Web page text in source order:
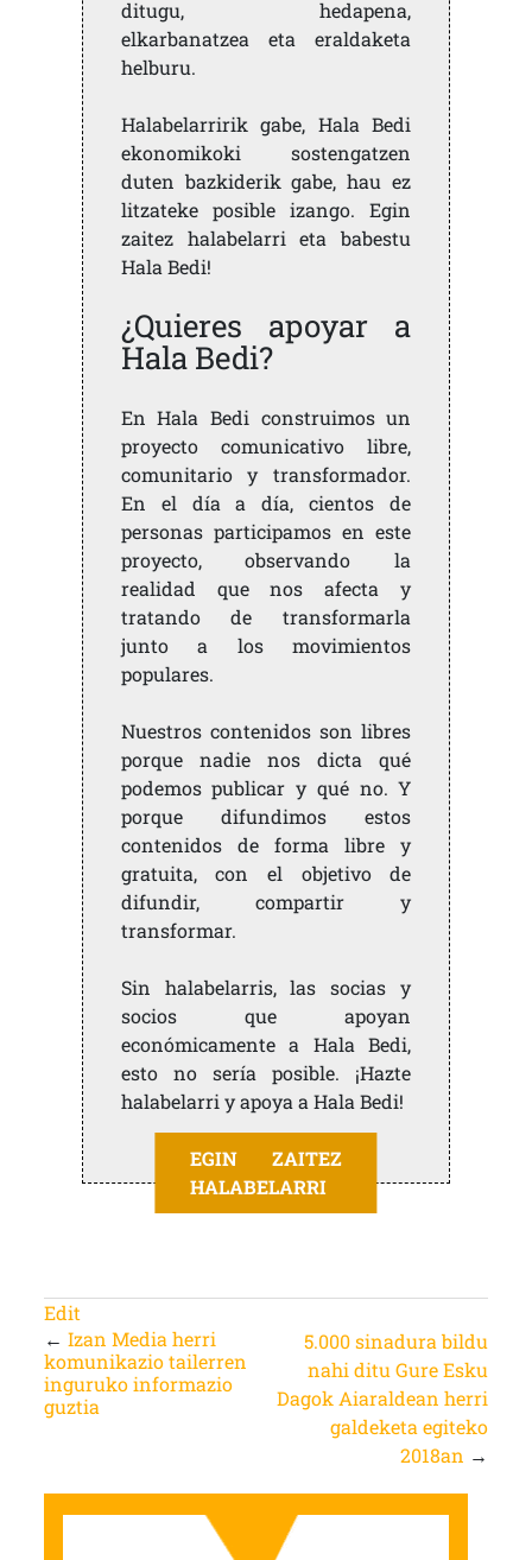
ditugu, hedapena,
elkarbanatzea eta eraldaketa
helburu.
Halabelarririk gabe, Hala Bedi
ekonomikoki sostengatzen
duten bazkiderik gabe, hau ez
litzateke posible izango. Egin
zaitez halabelarri eta babestu
Hala Bedi!
¿Quieres apoyar a
Hala Bedi?
En Hala Bedi construimos un
proyecto comunicativo libre,
comunitario y transformador.
En el día a día, cientos de
personas participamos en este
proyecto, observando la
realidad que nos afecta y
tratando de transformarla
junto a los movimientos
populares.
Nuestros contenidos son libres
porque nadie nos dicta qué
podemos publicar y qué no. Y
porque difundimos estos
contenidos de forma libre y
gratuita, con el objetivo de
difundir, compartir y
transformar.
Sin halabelarris, las socias y
socios que apoyan
económicamente a Hala Bedi,
esto no sería posible. ¡Hazte
halabelarri y apoya a Hala Bedi!
EGIN ZAITEZ
HALABELARRI
Edit
← Izan Media herri
komunikazio tailerren
inguruko informazio
guztia
5.000 sinadura bildu
nahi ditu Gure Esku
Dagok Aiaraldean herri
galdeketa egiteko
2018an →